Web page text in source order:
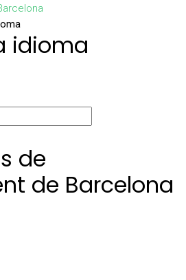
idioma
de
de Barcelona